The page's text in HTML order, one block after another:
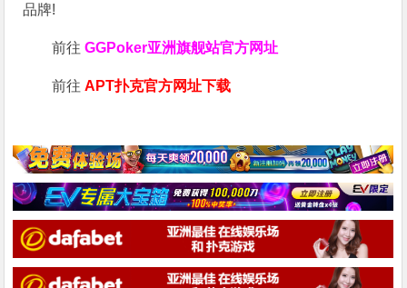
品牌!
前往GGPoker亚洲旗舰站官方网址
前往 APT扑克官方网址下载